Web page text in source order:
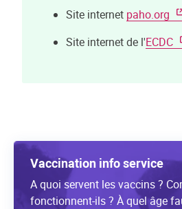
Site internet paho.org
Site internet de l'ECDC
Vaccination info service
A quoi servent les vaccins ?
fonctionnent-ils ? À quel âge